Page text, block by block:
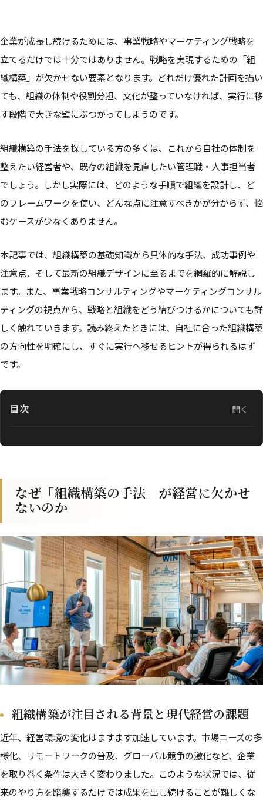
企業が成長し続けるためには、事業戦略やマーケティング戦略を
立てるだけでは十分ではありません。戦略を実現するための「組
織構築」が欠かせない要素となります。どれだけ優れた計画を描い
ても、組織の体制や役割分担、文化が整っていなければ、実行に移
す段階で大きな壁にぶつかってしまうのです。
組織構築の手法を探している方の多くは、これから自社の体制を
整えたい経営者や、既存の組織を見直したい管理職・人事担当者
でしょう。しかし実際には、どのような手順で組織を設計し、ど
のフレームワークを使い、どんな点に注意すべきかが分からず、悩
むケースが少なくありません。
本記事では、組織構築の基礎知識から具体的な手法、成功事例や
注意点、そして最新の組織デザインに至るまでを網羅的に解説し
ます。また、事業戦略コンサルティングやマーケティングコンサル
ティングの視点から、戦略と組織をどう結びつけるかについても詳
しく触れていきます。読み終えたときには、自社に合った組織構築
の方向性を明確にし、すぐに実行へ移せるヒントが得られるはず
です。
目次 開く
なぜ「組織構築の手法」が経営に欠かせ
ないのか
組織構築が注目される背景と現代経営の課題
近年、経営環境の変化はますます加速しています。市場ニーズの多
様化、リモートワークの普及、グローバル競争の激化など、企業
を取り巻く条件は大きく変わりました。このような状況では、従
来のやり方を踏襲するだけでは成果を出し続けることが難しくな